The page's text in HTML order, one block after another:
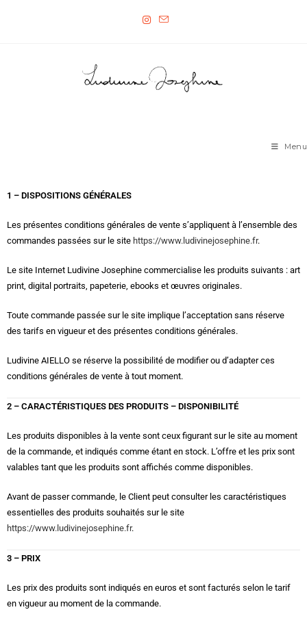
Menu
1 – DISPOSITIONS GÉNÉRALES
Les présentes conditions générales de vente s’appliquent à l’ensemble des
commandes passées sur le site https://www.ludivinejosephine.fr.
Le site Internet Ludivine Josephine commercialise les produits suivants : art
print, digital portraits, papeterie, ebooks et œuvres originales.
Toute commande passée sur le site implique l’acceptation sans réserve
des tarifs en vigueur et des présentes conditions générales.
Ludivine AIELLO se réserve la possibilité de modifier ou d’adapter ces
conditions générales de vente à tout moment.
2 – CARACTÉRISTIQUES DES PRODUITS – DISPONIBILITÉ
Les produits disponibles à la vente sont ceux figurant sur le site au moment
de la commande, et indiqués comme étant en stock. L’offre et les prix sont
valables tant que les produits sont affichés comme disponibles.
Avant de passer commande, le Client peut consulter les caractéristiques
essentielles des produits souhaités sur le site
https://www.ludivinejosephine.fr.
3 – PRIX
Les prix des produits sont indiqués en euros et sont facturés selon le tarif
en vigueur au moment de la commande.